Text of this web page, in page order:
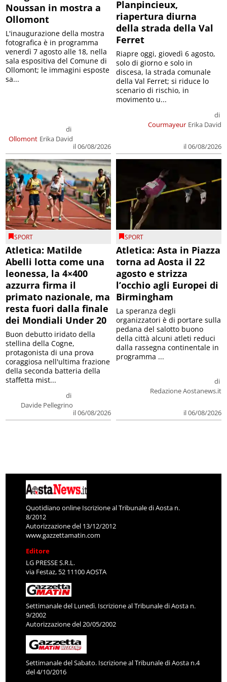
Noussan in mostra a
Ollomont
Ollomont
di
Erika David
il 06/08/2026
L'inaugurazione della mostra
fotografica è in programma
venerdì 7 agosto alle 18, nella
sala espositiva del Comune di
Ollomont; le immagini esposte
sa...
Planpincieux,
riapertura diurna
della strada della Val
Ferret
Courmayeur
di
Erika David
il 06/08/2026
Riapre oggi, giovedì 6 agosto,
solo di giorno e solo in
discesa, la strada comunale
della Val Ferret; si riduce lo
scenario di rischio, in
movimento u...
SPORT
Atletica: Matilde
Abelli lotta come una
leonessa, la 4×400
azzurra firma il
primato nazionale, ma
resta fuori dalla finale
dei Mondiali Under 20
di
Davide Pellegrino
il 06/08/2026
Buon debutto iridato della
stellina della Cogne,
protagonista di una prova
coraggiosa nell'ultima frazione
della seconda batteria della
staffetta mist...
SPORT
Atletica: Asta in Piazza
torna ad Aosta il 22
agosto e strizza
l’occhio agli Europei di
Birmingham
di
Redazione Aostanews.it
il 06/08/2026
La speranza degli
organizzatori è di portare sulla
pedana del salotto buono
della città alcuni atleti reduci
dalla rassegna continentale in
programma ...
Quotidiano online Iscrizione al Tribunale di Aosta n.
8/2012
Autorizzazione del 13/12/2012
www.gazzettamatin.com
Editore
LG PRESSE S.R.L.
via Festaz, 52 11100 AOSTA
Settimanale del Lunedì. Iscrizione al Tribunale di Aosta n.
9/2002
Autorizzazione del 20/05/2002
Settimanale del Sabato. Iscrizione al Tribunale di Aosta n.4
del 4/10/2016